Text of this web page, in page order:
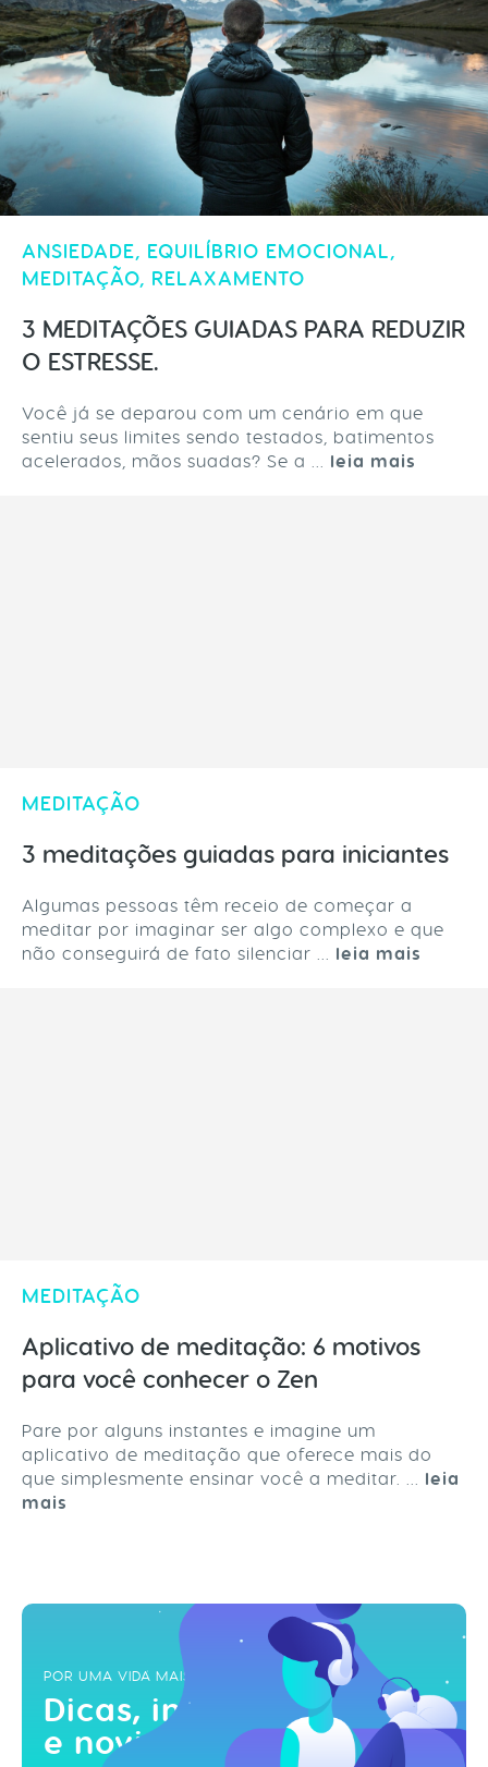
ANSIEDADE, EQUILÍBRIO EMOCIONAL,
MEDITAÇÃO, RELAXAMENTO
3 MEDITAÇÕES GUIADAS PARA REDUZIR
O ESTRESSE.
Você já se deparou com um cenário em que
sentiu seus limites sendo testados, batimentos
acelerados, mãos suadas? Se a ... leia mais
MEDITAÇÃO
3 meditações guiadas para iniciantes
Algumas pessoas têm receio de começar a
meditar por imaginar ser algo complexo e que
não conseguirá de fato silenciar ... leia mais
MEDITAÇÃO
Aplicativo de meditação: 6 motivos
para você conhecer o Zen
Pare por alguns instantes e imagine um
aplicativo de meditação que oferece mais do
que simplesmente ensinar você a meditar. ... leia
mais
POR UMA VIDA MAIS ZEN
Dicas, inspirações
e novidades!